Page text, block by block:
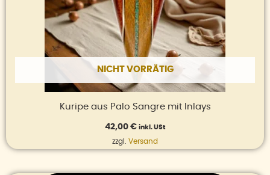
NICHT VORRÄTIG
Kuripe aus Palo Sangre mit Inlays
42,00 € inkl. USt
zzgl. Versand